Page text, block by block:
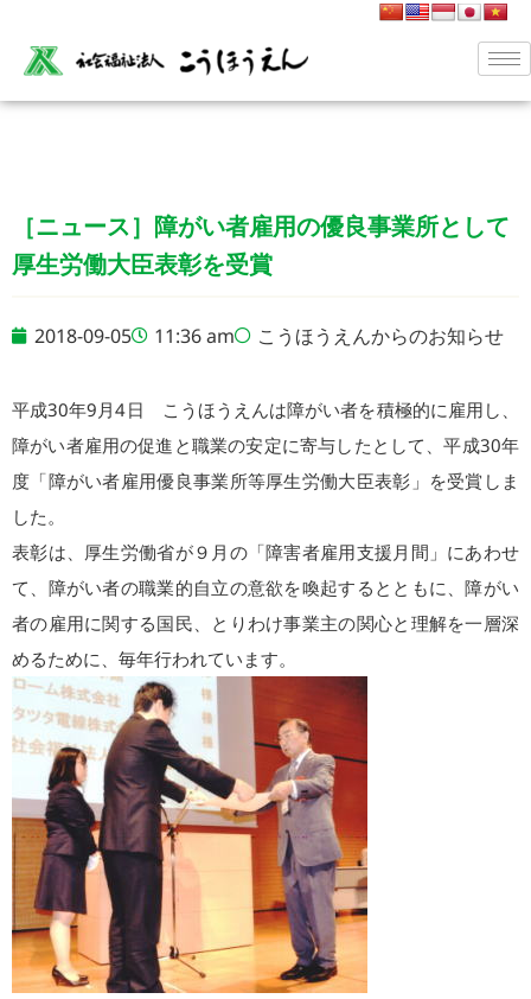
［ニュース］障がい者雇用の優良事業所として
厚生労働大臣表彰を受賞
2018-09-05 11:36 am こうほうえんからのお知らせ
平成30年9月4日 こうほうえんは障がい者を積極的に雇用し、
障がい者雇用の促進と職業の安定に寄与したとして、平成30年
度「障がい者雇用優良事業所等厚生労働大臣表彰」を受賞しま
した。
表彰は、厚生労働省が９月の「障害者雇用支援月間」にあわせ
て、障がい者の職業的自立の意欲を喚起するとともに、障がい
者の雇用に関する国民、とりわけ事業主の関心と理解を一層深
めるために、毎年行われています。